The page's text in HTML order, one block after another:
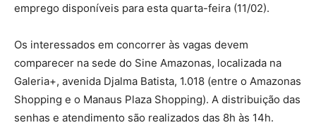
emprego disponíveis para esta quarta-feira (11/02).
Os interessados em concorrer às vagas devem
comparecer na sede do Sine Amazonas, localizada na
Galeria+, avenida Djalma Batista, 1.018 (entre o Amazonas
Shopping e o Manaus Plaza Shopping). A distribuição das
senhas e atendimento são realizados das 8h às 14h.